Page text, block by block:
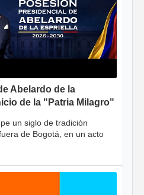
Abelardo de la
de la "Patria Milagro"
un siglo de tradición
de Bogotá, en un acto